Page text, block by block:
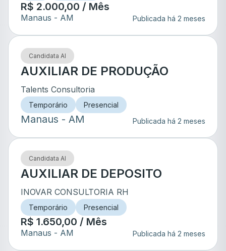
R$ 2.000,00 / Mês
Manaus - AM Publicada há 2 meses
Candidata AI
AUXILIAR DE PRODUÇÃO
Talents Consultoria
Temporário Presencial
Manaus - AM Publicada há 2 meses
Candidata AI
AUXILIAR DE DEPOSITO
INOVAR CONSULTORIA RH
Temporário Presencial
R$ 1.650,00 / Mês
Manaus - AM Publicada há 2 meses